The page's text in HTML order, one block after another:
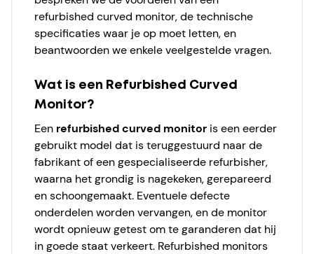
refurbished curved monitor, de technische
specificaties waar je op moet letten, en
beantwoorden we enkele veelgestelde vragen.
Wat is een Refurbished Curved
Monitor?
Een refurbished curved monitor is een eerder
gebruikt model dat is teruggestuurd naar de
fabrikant of een gespecialiseerde refurbisher,
waarna het grondig is nagekeken, gerepareerd
en schoongemaakt. Eventuele defecte
onderdelen worden vervangen, en de monitor
wordt opnieuw getest om te garanderen dat hij
in goede staat verkeert. Refurbished monitors